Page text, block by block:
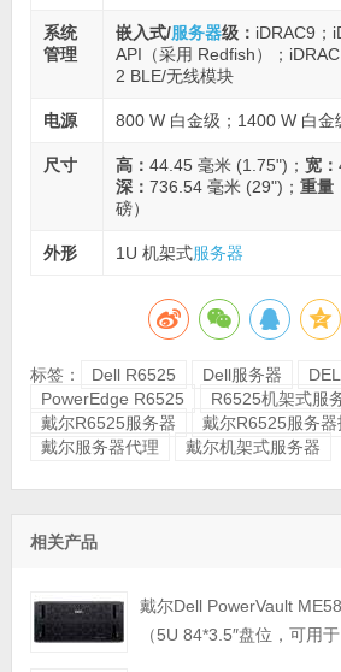
系统
管理
嵌入式/服务器级： iDRAC9；
API（采用 Redfish）；
2 BLE/无线模块
电源 800 W 白金级；1400 W 白金
尺寸 高： 44.45 毫米 (1.75")； 宽：
深： 736.54 毫米 (29")； 重量
磅）
外形 1U 机架式服务器
标签： Dell R6525 Dell服务器
PowerEdge R6525
R6525机架式服
戴尔R6525服务器
戴尔R6525服务器
戴尔服务器代理
戴尔机架式服务器
相关产品
戴尔Dell PowerVault
（5U 84*3.5″盘位，可用